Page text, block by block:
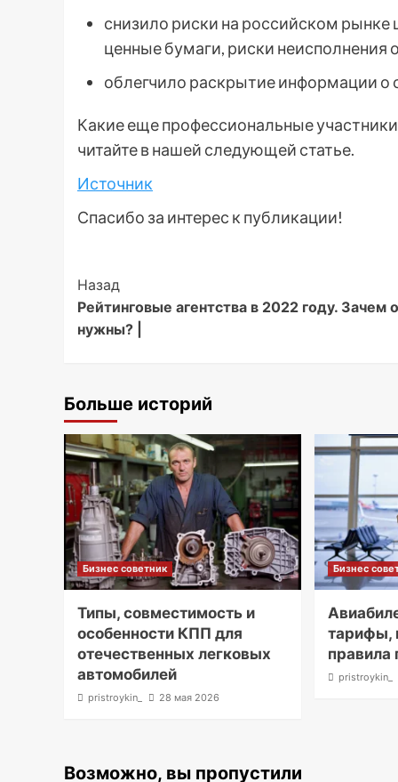
снизило риски на российском рынке
ценные бумаги, риски неисполнения
облегчило раскрытие информации о
Какие еще профессиональные
читайте в нашей следующей статье.
Источник
Спасибо за интерес к публикации!
Post
Navigation
Назад
Рейтинговые агентства в 2022 году. Зачем
нужны? |
Больше историй
Бизнес советник
Типы, совместимость и
особенности КПП для
отечественных легковых
автомобилей
pristroykin_ 28 мая 2026
Бизнес
тарифы,
правила
pristroykin_
Возможно, вы пропустили